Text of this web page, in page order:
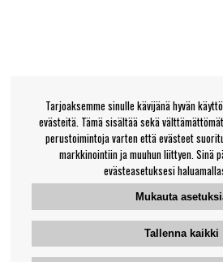
Tarjoaksemme sinulle kävijänä hyvän
evästeitä. Tämä sisältää sekä
perustoimintoja varten että evästeet
markkinointiin ja muuhun liittyen. Sinä
evästeasetuksesi
Mukauta
Tallenna kaikki